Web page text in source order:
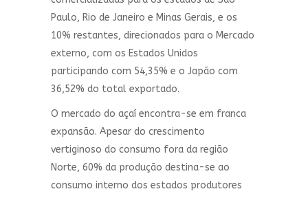
Paulo, Rio de Janeiro e Minas Gerais, e os
10% restantes, direcionados para o Mercado
externo, com os Estados Unidos
participando com 54,35% e o Japão com
36,52% do total exportado.
O mercado do açaí encontra-se em franca
expansão. Apesar do crescimento
vertiginoso do consumo fora da região
Norte, 60% da produção destina-se ao
consumo interno dos estados produtores